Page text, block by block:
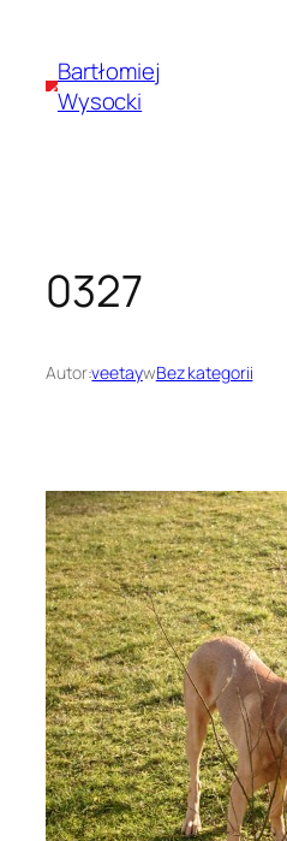
treściBartłomiej
Wysocki
0327
Autor:veetaywBez kategorii